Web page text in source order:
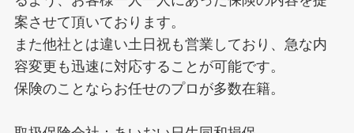
案させて頂いております。
また他社とは違い土日祝も営業しており、急な内
容変更も迅速に対応することが可能です。
保険のことならお任せのプロが多数在籍。